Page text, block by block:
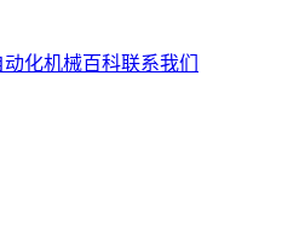
动化机械百科联系我们